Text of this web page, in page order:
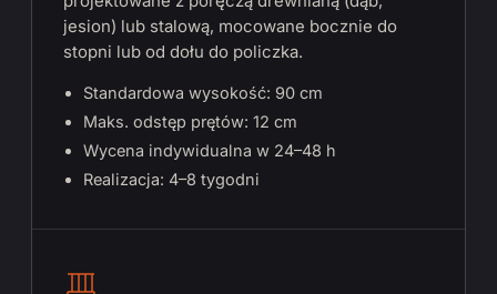
jesion) lub stalową, mocowane bocznie do
stopni lub od dołu do policzka.
Standardowa wysokość: 90 cm
Maks. odstęp prętów: 12 cm
Wycena indywidualna w 24–48 h
Realizacja: 4–8 tygodni